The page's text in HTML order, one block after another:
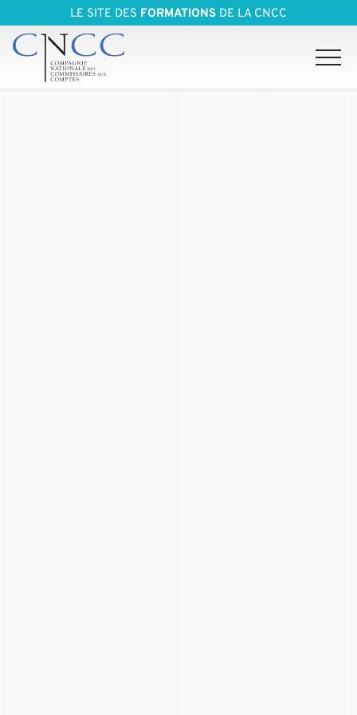
LE SITE DES FORMATIONS DE LA CNCC